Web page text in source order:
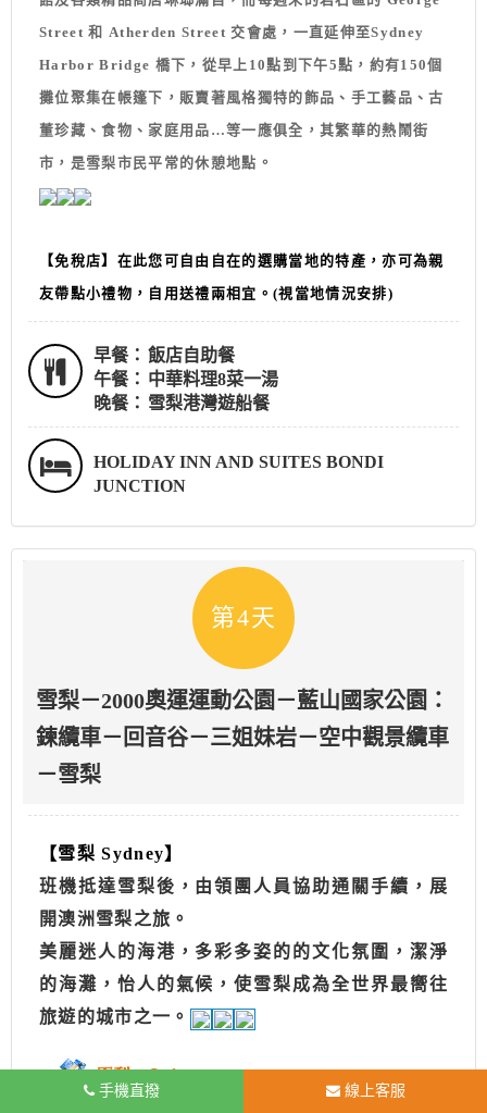
Street 和 Atherden Street 交會處，一直延伸至Sydney
Harbor Bridge 橋下，從早上10點到下午5點，約有150個
攤位聚集在帳篷下，販賣著風格獨特的飾品、手工藝品、古
董珍藏、食物、家庭用品…等一應俱全，其繁華的熱鬧街
市，是雪梨市民平常的休憩地點 。
【免稅店】 在此您可自由自在的選購當地的特產，亦可為親
友帶點小禮物，自用送禮兩相宜。(視當地情況安排)
早餐： 飯店自助餐
午餐： 中華料理8菜一湯
晚餐： 雪梨港灣遊船餐
HOLIDAY INN AND SUITES BONDI
JUNCTION
第4天
雪梨－2000奧運運動公園－藍山國家公園：
鍊纜車－回音谷－三姐妹岩－空中觀景纜車
－雪梨
【雪梨 Sydney】
班機抵達雪梨後，由領團人員協助通關手續，展
開澳洲雪梨之旅。
美麗迷人的海港，多彩多姿的的文化氛圍，潔淨
的海灘，怡人的氣候，使雪梨成為全世界最嚮往
旅遊的城市之一。
手機直撥 線上客服